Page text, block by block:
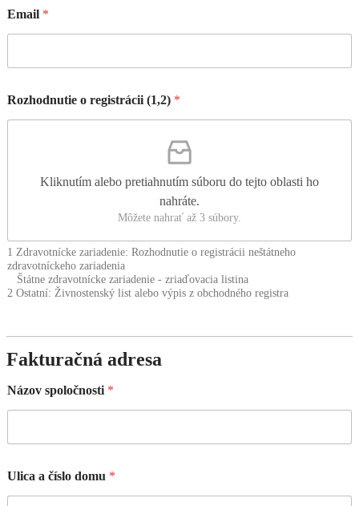
Email *
Rozhodnutie o registrácii (1,2) *
Kliknutím alebo pretiahnutím súboru do tejto oblasti ho
nahráte.
Môžete nahrať až 3 súbory.
1 Zdravotnícke zariadenie: Rozhodnutie o registrácii neštátneho
zdravotníckeho zariadenia
Štátne zdravotnícke zariadenie - zriaďovacia listina
2 Ostatní: Živnostenský list alebo výpis z obchodného registra
Fakturačná adresa
Názov spoločnosti *
Ulica a číslo domu *